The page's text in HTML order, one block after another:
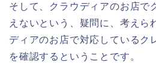
そして、クラウディアのお店で
えないという、疑問に、考えら
ディアのお店で対応しているク
を確認するということです。